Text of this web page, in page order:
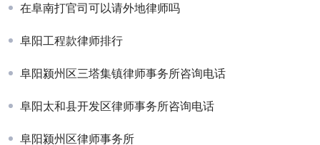
在阜南打官司可以请外地律师吗
阜阳工程款律师排行
阜阳颍州区三塔集镇律师事务所咨询电话
阜阳太和县开发区律师事务所咨询电话
阜阳颍州区律师事务所